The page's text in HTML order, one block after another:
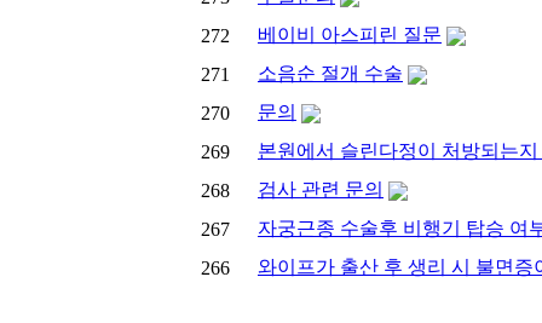
272
베이비 아스피린 질문
271
소음순 절개 수술
270
문의
269
본원에서 슬린다정이 처방되는
268
검사 관련 문의
267
자궁근종 수술후 비행기 탑승 여
266
와이프가 출산 후 생리 시 불면증